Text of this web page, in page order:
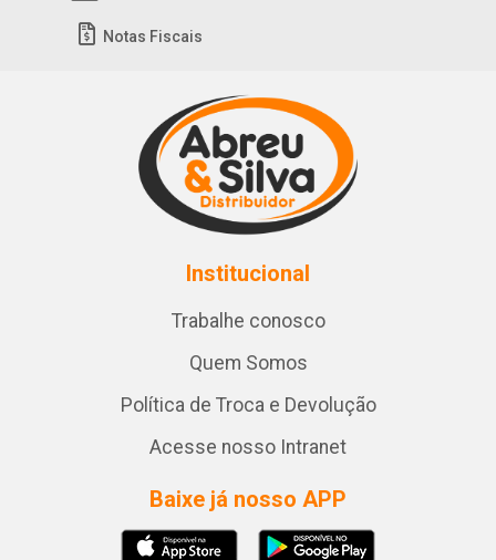
Notas Fiscais
Institucional
Trabalhe conosco
Quem Somos
Política de Troca e Devolução
Acesse nosso Intranet
Baixe já nosso APP